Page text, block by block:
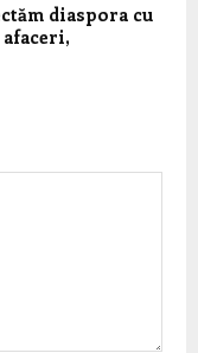
diaspora cu